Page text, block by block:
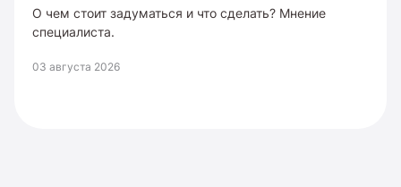
О чем стоит задуматься и что сделать? Мнение
специалиста.
03 августа 2026